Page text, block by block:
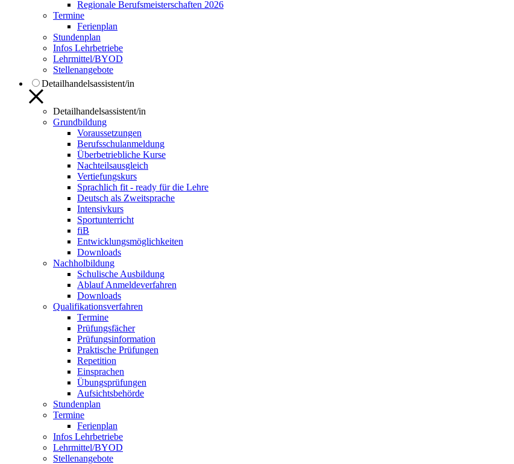
Regionale Berufsmeisterschaften 2026
Termine
Ferienplan
Stundenplan
Infos Lehrbetriebe
Lehrmittel/BYOD
Stellenangebote
Detailhandelsassistent/in
Detailhandelsassistent/in
Grundbildung
Voraussetzungen
Berufsschulanmeldung
Überbetriebliche Kurse
Nachteilsausgleich
Vertiefungskurs
Sprachlich fit - ready für die Lehre
Deutsch als Zweitsprache
Intensivkurs
Sportunterricht
fiB
Entwicklungsmöglichkeiten
Downloads
Nachholbildung
Schulische Ausbildung
Ablauf Anmeldeverfahren
Downloads
Qualifikationsverfahren
Termine
Prüfungsfächer
Prüfungsinformation
Praktische Prüfungen
Repetition
Einsprachen
Übungsprüfungen
Aufsichtsbehörde
Stundenplan
Termine
Ferienplan
Infos Lehrbetriebe
Lehrmittel/BYOD
Stellenangebote